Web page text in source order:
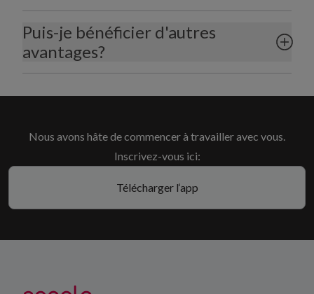
Puis-je bénéficier d'autres
avantages?
Nous avons hâte de commencer à travailler avec vous.
Inscrivez-vous ici:
Télécharger l‘app